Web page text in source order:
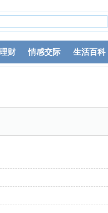
财 情感交际 生活百科